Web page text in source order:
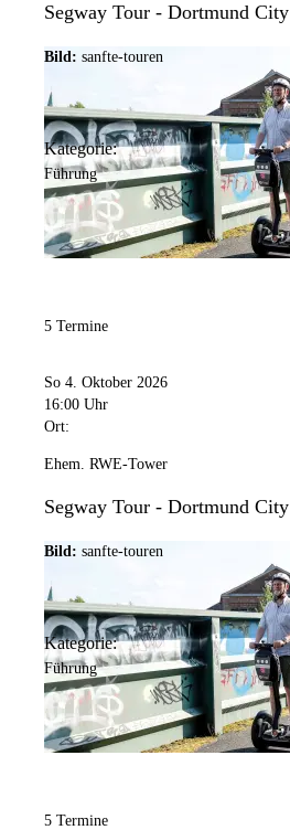
Segway Tour - Dortmund City
Bild: sanfte-touren
Kategorie:
Führung
5 Termine
So 4. Oktober 2026
16:00 Uhr
Ort:
Ehem. RWE-Tower
Segway Tour - Dortmund City
Bild: sanfte-touren
Kategorie:
Führung
5 Termine